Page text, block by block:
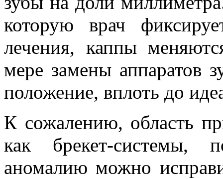
которую врач
лечения, каппы
мере замены аппаратов
положение, вплоть до
К сожалению, область
как брекет-системы,
аномалию можно